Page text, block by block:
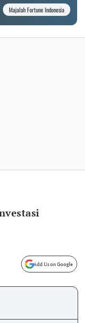
Majalah Fortune Indonesia
Add Us on Google